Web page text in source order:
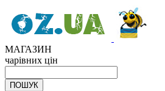
МАГАЗИН
чарівних цін